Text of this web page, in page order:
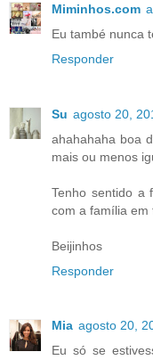
Miminhos.com
Eu també nunca
Responder
Su agosto 20,
ahahahaha boa
mais ou menos
Tenho sentido a
com a família em
Beijinhos
Responder
Mia agosto 20,
Eu só se